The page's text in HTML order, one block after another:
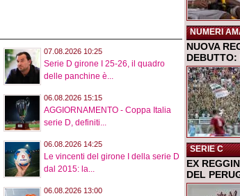
07.08.2026 10:25
Serie D girone I 25-26, il quadro
delle panchine è...
06.08.2026 15:15
AGGIORNAMENTO - Coppa Italia
serie D, definiti...
06.08.2026 14:25
Le vincenti del girone I della serie D
dal 2015: la...
06.08.2026 13:00
NUMERI
NUOVA
SERIE C
EX
DEL